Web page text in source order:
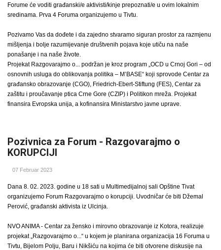
Forume će voditi građanski/e aktivisti/kinje prepoznati/e u ovim lokalnim
sredinama. Prva 4 Foruma organizujemo u Tivtu.
Pozivamo Vas da dođete i da zajedno stvaramo siguran prostor za razmjenu
mišljenja i bolje razumijevanje društvenih pojava koje utiču na naše
ponašanje i na naše živote.
Projekat Razgovarajmo o... podržan je kroz program „OCD u Crnoj Gori – od
osnovnih usluga do oblikovanja politika – M’BASE“ koji sprovode Centar za
građansko obrazovanje (CGO), Friedrich-Ebert-Stiftung (FES), Centar za
zaštitu i proučavanje ptica Crne Gore (CZIP) i Politikon mreža. Projekat
finansira Evropska unija, a kofinansira Ministarstvo javne uprave.
Pozivnica za Forum - Razgovarajmo o
KORUPCIJI
07 Februar 2023
Dana 8. 02. 2023. godine u 18 sati u Multimedijalnoj sali Opštine Tivat
organizujemo Forum Razgovarajmo o korupciji. Uvodničar će biti Džemal
Perović, građanski aktivista iz Ulcinja.
NVO ANIMA - Centar za žensko i mirovno obrazovanje iz Kotora, realizuje
projekat „Razgovarajmo o...“ u kojem je planirana organizacija 16 Foruma u
Tivtu, Bijelom Polju, Baru i Nikšiću na kojima će biti otvorene diskusije na